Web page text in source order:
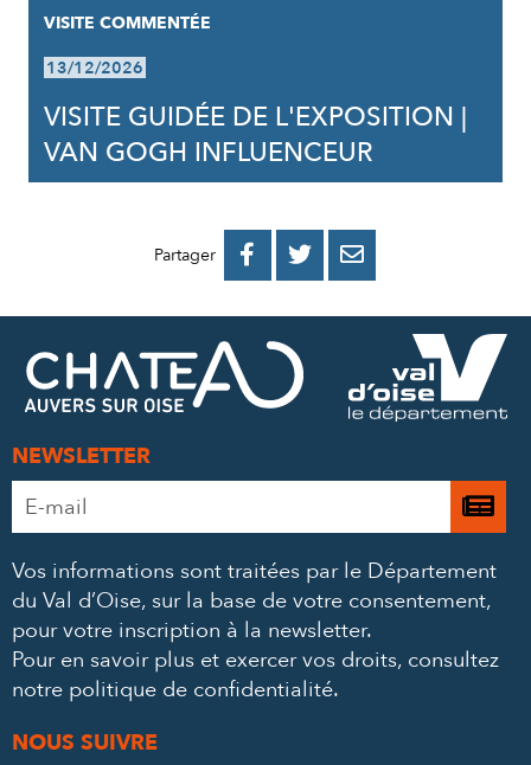
VISITE COMMENTÉE
13/12/2026
VISITE GUIDÉE DE L'EXPOSITION |
VAN GOGH INFLUENCEUR
Partager 
PARTAGER
FACEBOOK
PARTAGER
PARTAGER
MAIL
NEWSLETTER
Adresse
e-
*
Je
à
Vos informations sont traitées par le Département
du Val d’Oise, sur la base de votre consentement,
pour votre inscription à la newsletter.
Pour en savoir plus et exercer vos droits, consultez
notre politique de confidentialité.
NOUS SUIVRE